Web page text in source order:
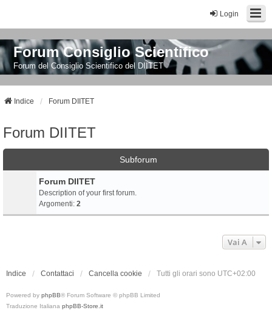
Login
Forum Consiglio Scientifico
Forum del Consiglio Scientifico del DIITET
Indice Forum DIITET
Forum DIITET
Subforum
Forum DIITET
Description of your first forum.
Argomenti: 2
Vai A
Indice Contattaci Cancella cookie Tutti gli orari sono UTC+02:00
Powered by phpBB® Forum Software © phpBB Limited
Traduzione Italiana phpBB-Store.it